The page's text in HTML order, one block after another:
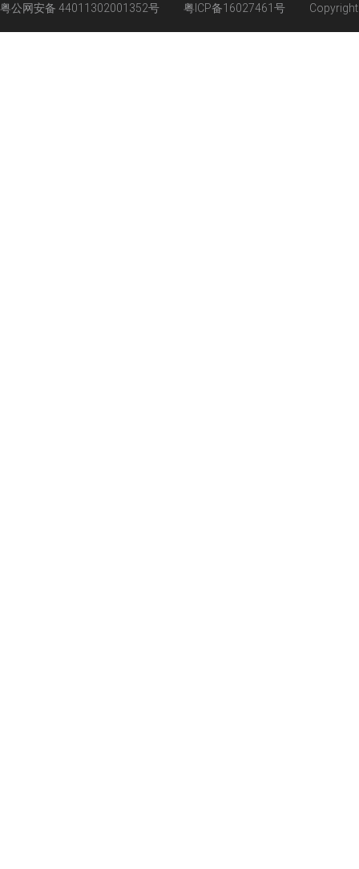
粤公网安备 44011302001352号 粤ICP备16027461号